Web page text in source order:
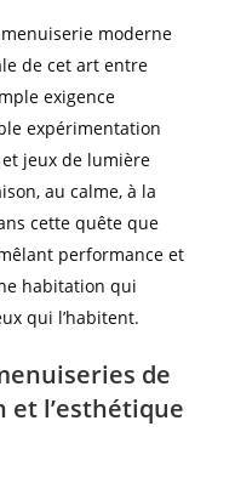
moderne
de cet art entre
exigence
expérimentation
jeux de lumière
au calme, à la
cette quête que
performance et
habitation qui
qui l’habitent.
de
et l’esthétique